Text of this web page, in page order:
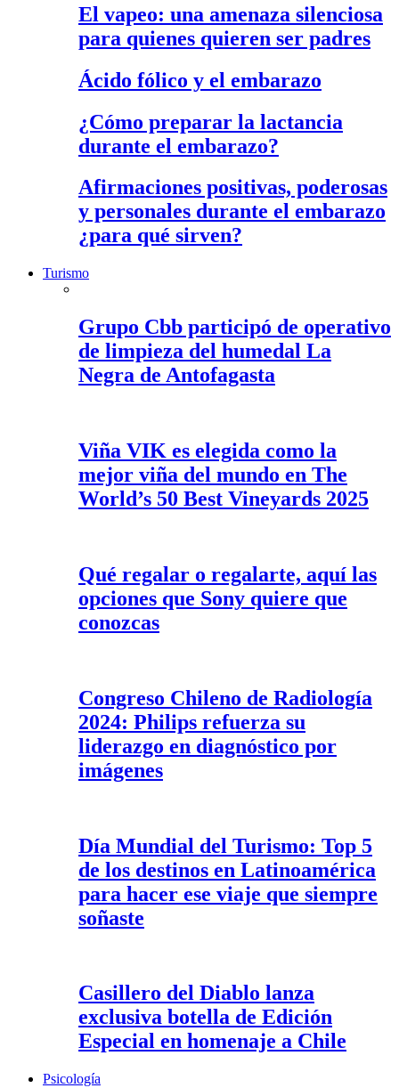
El vapeo: una amenaza silenciosa
para quienes quieren ser padres
Ácido fólico y el embarazo
¿Cómo preparar la lactancia
durante el embarazo?
Afirmaciones positivas, poderosas
y personales durante el embarazo
¿para qué sirven?
Turismo
Grupo Cbb participó de operativo
de limpieza del humedal La
Negra de Antofagasta
Viña VIK es elegida como la
mejor viña del mundo en The
World’s 50 Best Vineyards 2025
Qué regalar o regalarte, aquí las
opciones que Sony quiere que
conozcas
Congreso Chileno de Radiología
2024: Philips refuerza su
liderazgo en diagnóstico por
imágenes
Día Mundial del Turismo: Top 5
de los destinos en Latinoamérica
para hacer ese viaje que siempre
soñaste
Casillero del Diablo lanza
exclusiva botella de Edición
Especial en homenaje a Chile
Psicología